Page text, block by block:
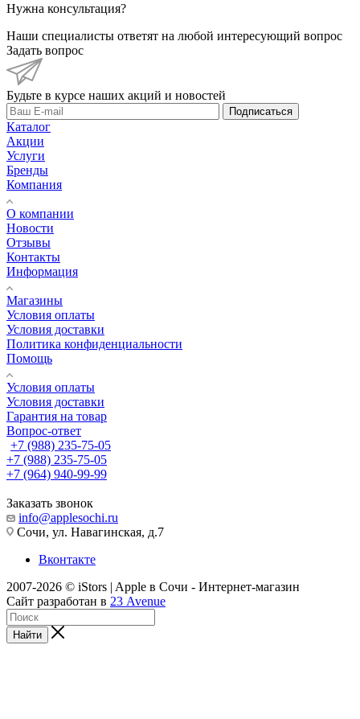
Нужна консультация?
Наши специалисты ответят на любой интересующий вопрос
Задать вопрос
Будьте в курсе наших акций и новостей
Подписаться
Каталог
Акции
Услуги
Бренды
Компания
О компании
Новости
Отзывы
Контакты
Информация
Магазины
Условия оплаты
Условия доставки
Политика конфиденциальности
Помощь
Условия оплаты
Условия доставки
Гарантия на товар
Вопрос-ответ
+7 (988) 235-75-05
+7 (988) 235-75-05
+7 (964) 940-99-99
Заказать звонок
info@applesochi.ru
Сочи, ул. Навагинская, д.7
Вконтакте
2007-2026 © iStors | Apple в Сочи - Интернет-магазин
Сайт разработан в 23 Avenue
Найти